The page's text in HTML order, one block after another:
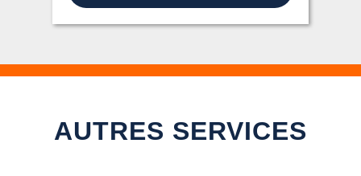
AUTRES SERVICES